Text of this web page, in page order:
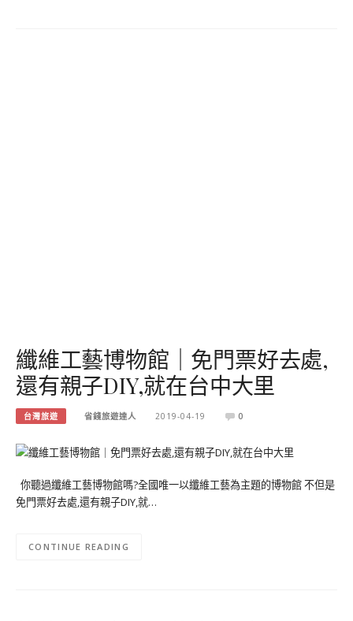
纖維工藝博物館｜免門票好去處,
還有親子DIY,就在台中大里
台灣旅遊 省錢旅遊達人 2019-04-19 0
你聽過纖維工藝博物館嗎?全國唯一以纖維工藝為主題的博物館 不但是
免門票好去處,還有親子DIY,就…
CONTINUE READING